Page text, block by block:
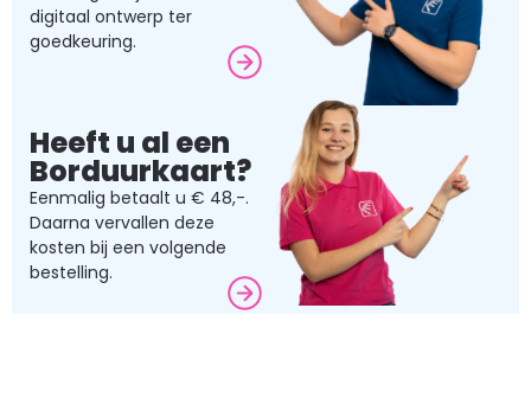
digitaal ontwerp ter
goedkeuring.
Heeft u al een
Borduurkaart?
Eenmalig betaalt u € 48,-.
Daarna vervallen deze
kosten bij een volgende
bestelling.